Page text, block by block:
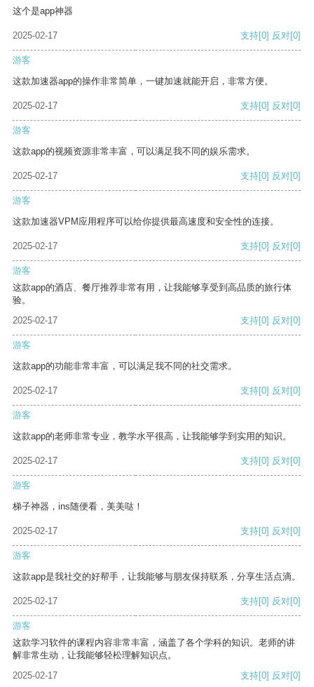
这个是app神器
2025-02-17 支持[0] 反对[0]
游客
这款加速器app的操作非常简单，一键加速就能开启，非常方便。
2025-02-17 支持[0] 反对[0]
游客
这款app的视频资源非常丰富，可以满足我不同的娱乐需求。
2025-02-17 支持[0] 反对[0]
游客
这款加速器VPM应用程序可以给你提供最高速度和安全性的连接。
2025-02-17 支持[0] 反对[0]
游客
这款app的酒店、餐厅推荐非常有用，让我能够享受到高品质的旅行体
验。
2025-02-17
支持[0] 反对[0]
游客
这款app的功能非常丰富，可以满足我不同的社交需求。
2025-02-17 支持[0] 反对[0]
游客
这款app的老师非常专业，教学水平很高，让我能够学到实用的知识。
2025-02-17 支持[0] 反对[0]
游客
梯子神器，ins随便看，美美哒！
2025-02-17 支持[0] 反对[0]
游客
这款app是我社交的好帮手，让我能够与朋友保持联系，分享生活点滴。
2025-02-17 支持[0] 反对[0]
游客
这款学习软件的课程内容非常丰富，涵盖了各个学科的知识。老师的讲
解非常生动，让我能够轻松理解知识点。
2025-02-17
支持[0] 反对[0]